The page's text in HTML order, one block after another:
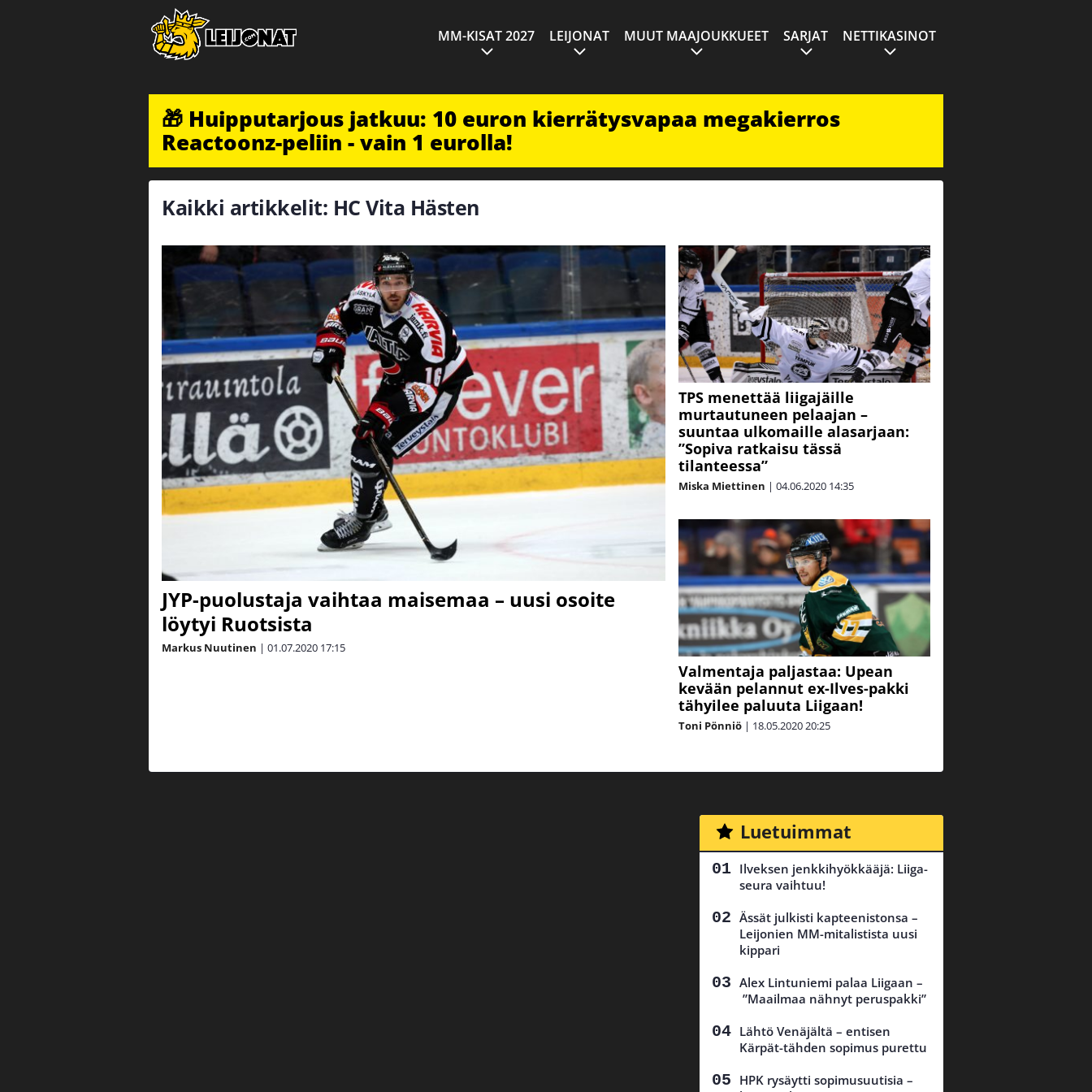
MM-KISAT 2027 LEIJONAT MUUT MAAJOUKKUEET SARJAT NETTIKASINOT
🎁 Huipputarjous jatkuu: 10 euron kierrätysvapaa megakierros
Reactoonz-peliin - vain 1 eurolla!
Kaikki artikkelit: HC Vita Hästen
JYP-puolustaja vaihtaa maisemaa – uusi osoite
löytyi Ruotsista
Markus Nuutinen | 01.07.2020 17:15
TPS menettää liigajäille
murtautuneen pelaajan –
suuntaa ulkomaille alasarjaan:
”Sopiva ratkaisu tässä
tilanteessa”
Miska Miettinen | 04.06.2020 14:35
Valmentaja paljastaa: Upean
kevään pelannut ex-Ilves-pakki
tähyilee paluuta Liigaan!
Toni Pönniö | 18.05.202020:25
Luetuimmat
Ilveksen jenkkihyökkääjä: Liiga-
seura vaihtuu!
Ässät julkisti kapteenistonsa –
Leijonien MM-mitalistista uusi
kippari
Alex Lintuniemi palaa Liigaan –
”Maailmaa nähnyt peruspakki”
Lähtö Venäjältä – entisen
Kärpät-tähden sopimus purettu
HPK rysäytti sopimusuutisia –